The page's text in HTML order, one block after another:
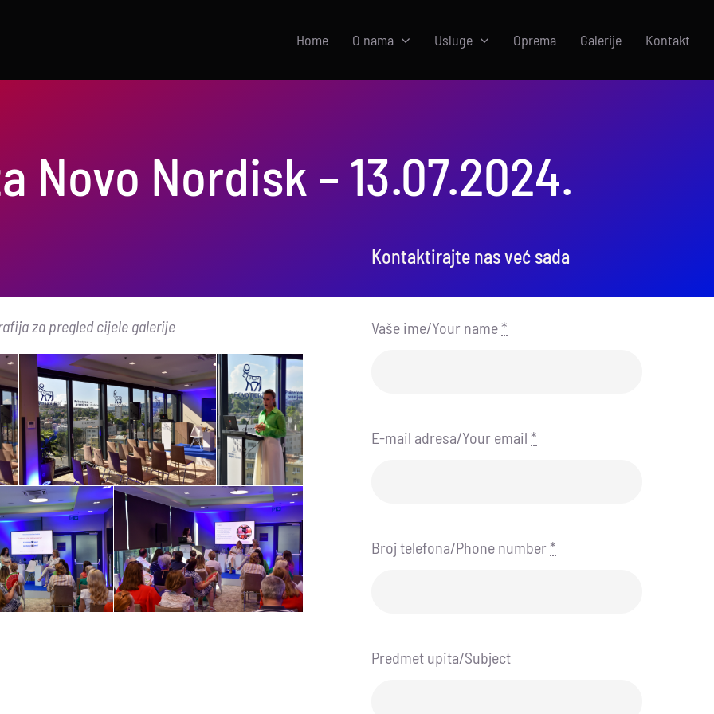
Home O nama Usluge Oprema Galerije Kontakt
Novo Nordisk – 13.07.2024.
za pregled cijele galerije
Kontaktirajte nas već sada
Vaše ime/Your name *
E-mail adresa/Your email *
Broj telefona/Phone number *
Predmet upita/Subject